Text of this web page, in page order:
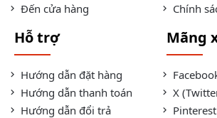
Đến cửa hàng
Chính
Hỗ trợ
Hướng dẫn đặt hàng
Hướng dẫn thanh toán
Hướng dẫn đổi trả
Mãng
X
Pinterest